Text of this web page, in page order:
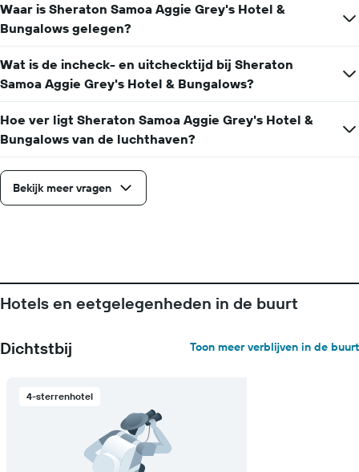
verblijf
De
grafiek
toont
1
Y-
as
met
de
gemiddelde
van
een
kamer
Waar is Sheraton Samoa Aggie Grey's Hotel &
Bungalows gelegen?
Wat is de incheck- en uitchecktijd bij Sheraton
Samoa Aggie Grey's Hotel & Bungalows?
Hoe ver ligt Sheraton Samoa Aggie Grey's Hotel &
Bungalows van de luchthaven?
Bekijk meer vragen
Hotels en eetgelegenheden in de buurt
Dichtstbij Toon meer verblijven in de buurt
4-sterrenhotel